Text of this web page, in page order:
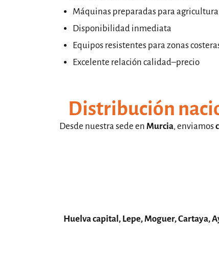
Máquinas preparadas para
Disponibilidad inmediata
Equipos resistentes para zonas
Excelente relación calidad–precio
Distribución
Desde nuestra sede en Murcia, enviamos
Huelva capital, Lepe, Moguer, Cartaya,